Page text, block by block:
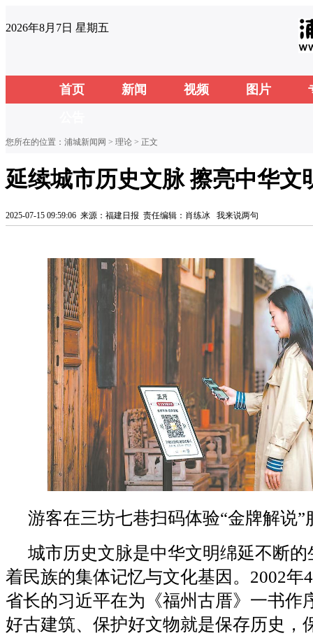
2026年8月7日 星期五
首页 新闻 视频 图片
您所在的位置： 浦城新闻网 > 理论 > 正文
延续城市历史文脉 擦亮中华文
2025-07-15 09:59:06 来源：福建日报 责任编辑：肖练冰 我来说两句
游客在三坊七巷扫码体验“金牌解说”
城市历史文脉是中华文明绵延不断
着民族的集体记忆与文化基因。2002年
省长的习近平在为《福州古厝》一书作
好古建筑、保护好文物就是保存历史，